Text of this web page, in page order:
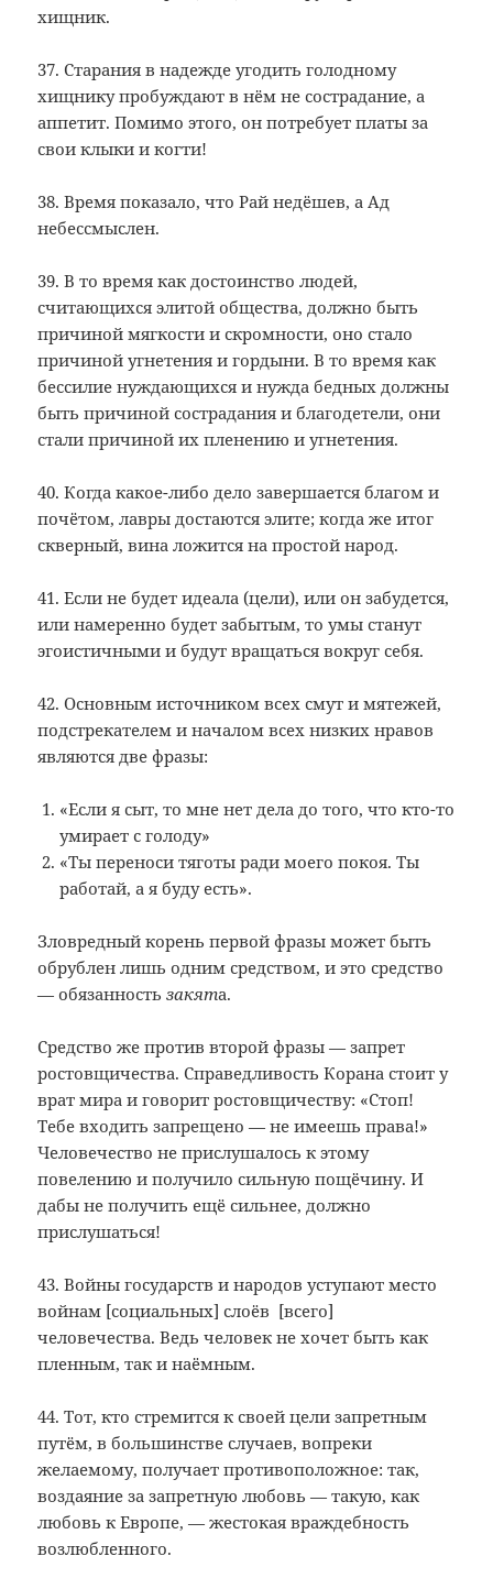
хищник.
37. Старания в надежде угодить голодному
хищнику пробуждают в нём не сострадание, а
аппетит. Помимо этого, он потребует платы за
свои клыки и когти!
38. Время показало, что Рай недёшев, а Ад
небессмыслен.
39. В то время как достоинство людей,
считающихся элитой общества, должно быть
причиной мягкости и скромности, оно стало
причиной угнетения и гордыни. В то время как
бессилие нуждающихся и нужда бедных должны
быть причиной сострадания и благодетели, они
стали причиной их пленению и угнетения.
40. Когда какое-либо дело завершается благом и
почётом, лавры достаются элите; когда же итог
скверный, вина ложится на простой народ.
41. Если не будет идеала (цели), или он забудется,
или намеренно будет забытым, то умы станут
эгоистичными и будут вращаться вокруг себя.
42. Основным источником всех смут и мятежей,
подстрекателем и началом всех низких нравов
являются две фразы:
«Если я сыт, то мне нет дела до того, что кто-то
умирает с голоду»
«Ты переноси тяготы ради моего покоя. Ты
работай, а я буду есть».
Зловредный корень первой фразы может быть
обрублен лишь одним средством, и это средство
— обязанностьзакята.
Средство же против второй фразы — запрет
ростовщичества. Справедливость Корана стоит у
врат мира и говорит ростовщичеству: «Стоп!
Тебе входить запрещено — не имеешь права!»
Человечество не прислушалось к этому
повелению и получило сильную пощёчину. И
дабы не получить ещё сильнее, должно
прислушаться!
43. Войны государств и народов уступают место
войнам [социальных] слоёв [всего]
человечества. Ведь человек не хочет быть как
пленным, так и наёмным.
44. Тот, кто стремится к своей цели запретным
путём, в большинстве случаев, вопреки
желаемому, получает противоположное: так,
воздаяние за запретную любовь — такую, как
любовь к Европе, — жестокая враждебность
возлюбленного.